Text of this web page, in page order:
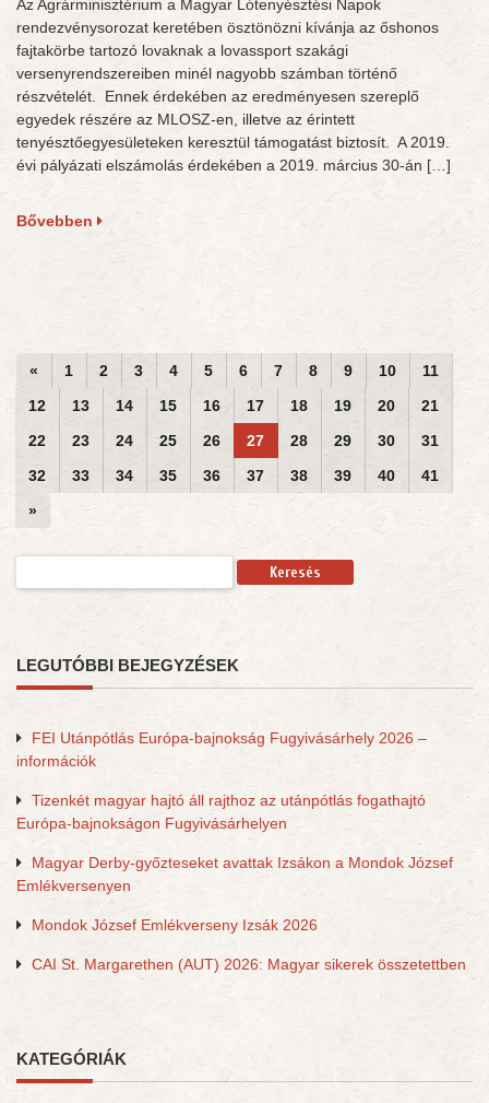
Az Agrárminisztérium a Magyar Lótenyésztési Napok
rendezvénysorozat keretében ösztönözni kívánja az őshonos
fajtakörbe tartozó lovaknak a lovassport szakági
versenyrendszereiben minél nagyobb számban történő
részvételét. Ennek érdekében az eredményesen szereplő
egyedek részére az MLOSZ-en, illetve az érintett
tenyésztőegyesületeken keresztül támogatást biztosít. A 2019.
évi pályázati elszámolás érdekében a 2019. március 30-án […]
Bővebben
« 1 2 3 4 5 6 7 8 9 10
11
12
13 14 15 16 17 18 19 20
21
22
23 24 25 26 27 28 29 30
31
32
33 34 35 36 37 38 39 40
41
»
LEGUTÓBBI BEJEGYZÉSEK
FEI Utánpótlás Európa-bajnokság Fugyivásárhely 2026 –
információk
Tizenkét magyar hajtó áll rajthoz az utánpótlás fogathajtó
Európa-bajnokságon Fugyivásárhelyen
Magyar Derby-győzteseket avattak Izsákon a Mondok József
Emlékversenyen
Mondok József Emlékverseny Izsák 2026
CAI St. Margarethen (AUT) 2026: Magyar sikerek összetettben
KATEGÓRIÁK